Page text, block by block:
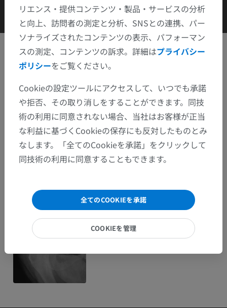
IMADIS groupe
キーフレーム
リエンス・提供コンテンツ・製品・サービスの分析
と向上、訪問者の測定と分析、SNSとの連携、パー
ソナライズされたコンテンツの表示、パフォーマン
スの測定、コンテンツの訴求。詳細はプライバシー
ポリシーをご覧ください。
Cookieの設定ツールにアクセスして、いつでも承諾
や拒否、その取り消しをすることができます。同技
術の利用に同意されない場合、当社はお客様が正当
な利益に基づくCookieの保存にも反対したものとみ
なします。「全てのCookieを承諾」をクリックして
同技術の利用に同意することもできます。
全てのCOOKIEを承諾
COOKIEを管理